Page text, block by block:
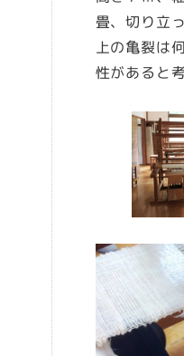
畳、切り立
上の亀裂は
性があると